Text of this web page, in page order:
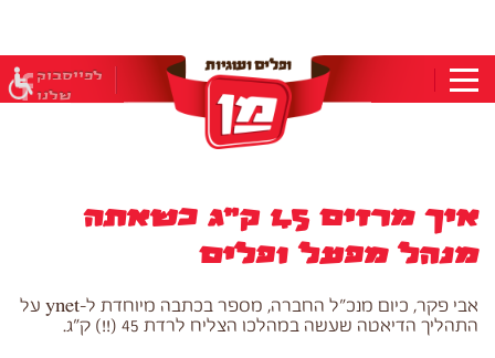
מַעֲרֶכֶת
"המרכז
הישראלי
לִפְתִיחַת
הֵנְּגִישׁוּת
לפייסבוק
שלנו
איך מרזים 45 ק"ג כשאתה
מנהל מפעל ופלים
אבי פקר, כיום מנכ"ל החברה, מספר בכתבה מיוחדת ל-ynet על
התהליך הדיאטה שעשה במהלכו הצליח לרדת 45 (!!) ק"ג.